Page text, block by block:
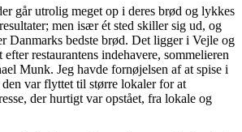
går utrolig meget op i deres brød og lykkes
men især ét sted skiller sig ud, og
Danmarks bedste brød. Det ligger i Vejle og
efter restaurantens indehavere, sommelieren
Munk. Jeg havde fornøjelsen af at spise i
den var flyttet til større lokaler for at
der hurtigt var opstået, fra lokale og